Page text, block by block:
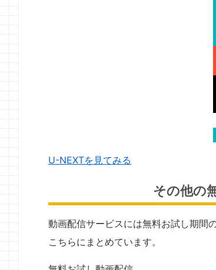
U-NEXTを見てみる
その他の
動画配信サービスには無料お試し期間
こちらにまとめています。